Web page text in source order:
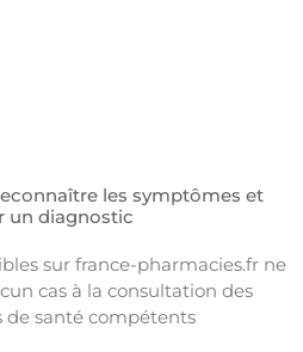
les symptômes et
un diagnostic
sur france-pharmacies.fr ne
cas à la consultation des
de santé compétents